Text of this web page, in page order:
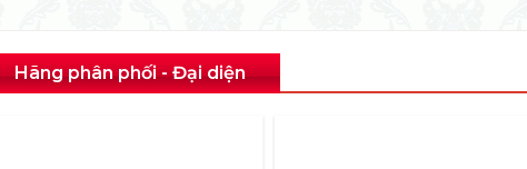
Hãng phân phối - Đại diện